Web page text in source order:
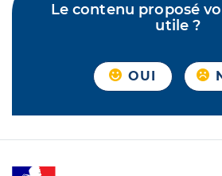
Le contenu proposé
utile ?
OUI